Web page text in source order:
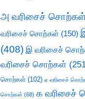
அ வரிசைச்
வரிசைச் சொற்கள் (150)
(408) இ வரிசைச்
வரிசைச் சொற்கள்
சொற்கள் (102) ஏ வரிசைச்
சொற்கள் (68) க வரிசைச்